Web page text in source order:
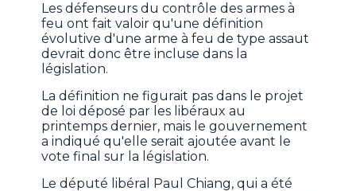
Les défenseurs du contrôle des armes à
feu ont fait valoir qu'une définition
évolutive d'une arme à feu de type assaut
devrait donc être incluse dans la
législation.
La définition ne figurait pas dans le projet
de loi déposé par les libéraux au
printemps dernier, mais le gouvernement
a indiqué qu'elle serait ajoutée avant le
vote final sur la législation.
Le député libéral Paul Chiang, qui a été